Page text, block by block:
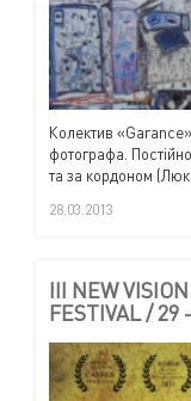
Колектив «Garance»
фотографа.
та за кордоном
28.03.2013
III NEW
FESTIVAL / 29